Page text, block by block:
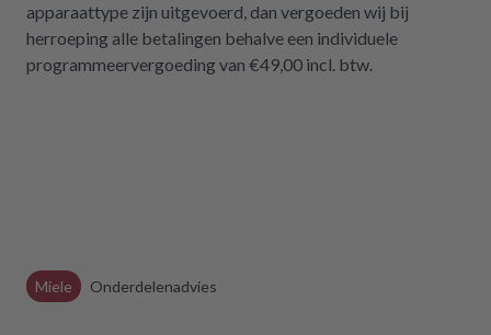
apparaattype zijn uitgevoerd, dan vergoeden wij bij
herroeping alle betalingen behalve een individuele
programmeervergoeding van €49,00 incl. btw.
Miele Onderdelenadvies